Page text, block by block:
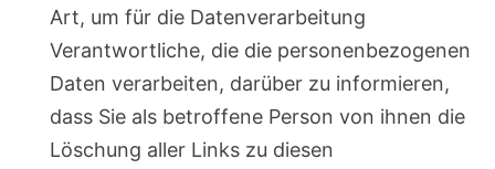
Art, um für die Datenverarbeitung
Verantwortliche, die die personenbezogenen
Daten verarbeiten, darüber zu informieren,
dass Sie als betroffene Person von ihnen die
Löschung aller Links zu diesen